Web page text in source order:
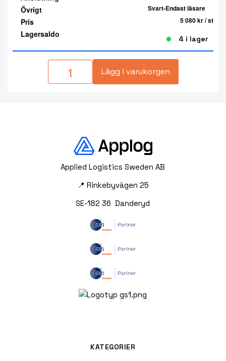
Övrigt
Svart-Endast läsare
Pris 5 080 kr/ st
Lagersaldo 4 i lager
Lägg i varukorgen
Applied Logistics Sweden AB
📍 Rinkebyvägen 25
SE-182 36 Danderyd
KATEGORIER